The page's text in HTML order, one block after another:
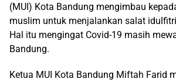
(MUI) Kota Bandung mengimbau
muslim untuk menjalankan salat
Hal itu mengingat Covid-19 masih
Bandung.
Ketua MUI Kota Bandung Miftah Farid